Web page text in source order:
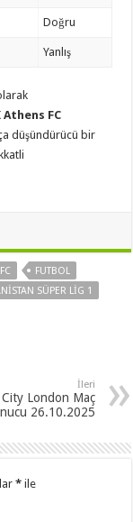
Doğru
Yanlış
Athens FC
düşündürücü bir
FUTBOL
SÜPER LIG 1
İleri
City London Maç
26.10.2025
* ile